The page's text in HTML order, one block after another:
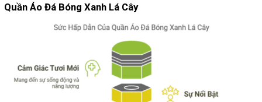
Quần Áo Đá Bóng Xanh Lá Cây